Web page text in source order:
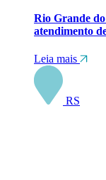
Rio Grande
atendimento
Leia mais
RS